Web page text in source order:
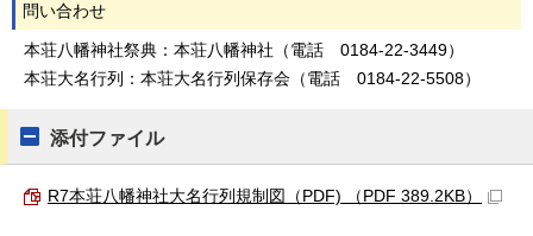
問い合わせ
本荘八幡神社祭典：本荘八幡神社（電話 0184-22-3449）
本荘大名行列：本荘大名行列保存会（電話 0184-22-5508）
添付ファイル
R7本荘八幡神社大名行列規制図（PDF) （PDF 389.2KB）